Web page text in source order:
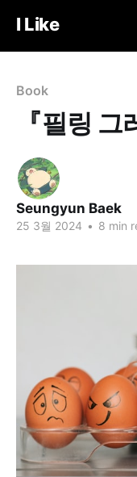
I Like
Book
『필링
Seungyun Baek
25 3월 2024 • 8 min